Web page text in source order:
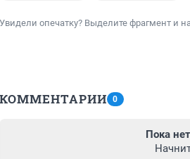
Увидели опечатку? Выделите фрагмент и
КОММЕНТАРИИ 0
Пока